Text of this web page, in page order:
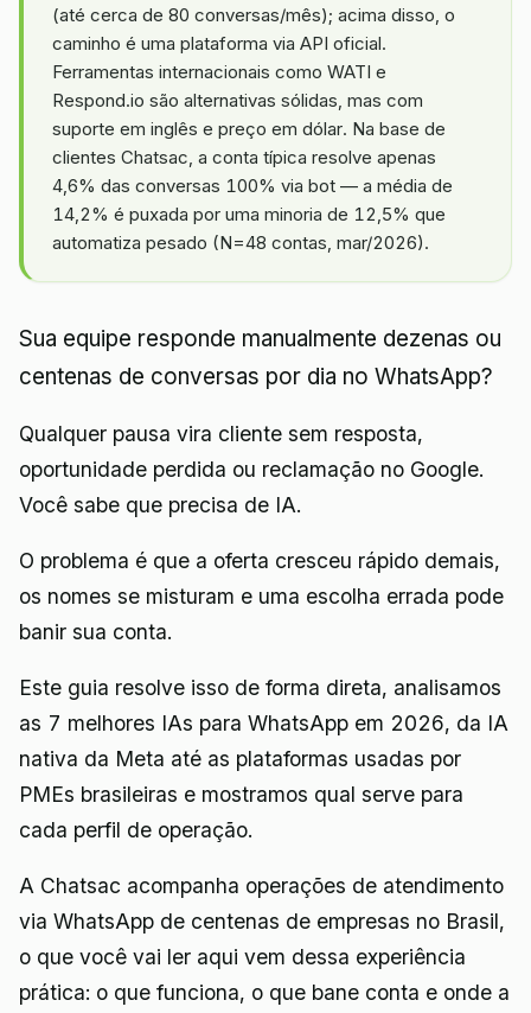
(até cerca de 80 conversas/mês); acima disso, o
caminho é uma plataforma via API oficial.
Ferramentas internacionais como WATI e
Respond.io são alternativas sólidas, mas com
suporte em inglês e preço em dólar. Na base de
clientes Chatsac, a conta típica resolve apenas
4,6% das conversas 100% via bot — a média de
14,2% é puxada por uma minoria de 12,5% que
automatiza pesado (N=48 contas, mar/2026).
Sua equipe responde manualmente dezenas ou
centenas de conversas por dia no WhatsApp?
Qualquer pausa vira cliente sem resposta,
oportunidade perdida ou reclamação no Google.
Você sabe que precisa de IA.
O problema é que a oferta cresceu rápido demais,
os nomes se misturam e uma escolha errada pode
banir sua conta.
Este guia resolve isso de forma direta, analisamos
as 7 melhores IAs para WhatsApp em 2026, da IA
nativa da Meta até as plataformas usadas por
PMEs brasileiras e mostramos qual serve para
cada perfil de operação.
A Chatsac acompanha operações de atendimento
via WhatsApp de centenas de empresas no Brasil,
o que você vai ler aqui vem dessa experiência
prática: o que funciona, o que bane conta e onde a